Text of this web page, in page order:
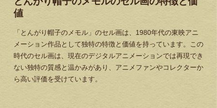
値
「とんがり帽子のメモル」のセル画は、1980年代の東映アニ
メーション作品として独特の特徴と価値を持っています。この
時代のセル画は、現在のデジタルアニメーションでは再現でき
ない独特の質感と温かみがあり、アニメファンやコレクターか
ら高い評価を受けています。